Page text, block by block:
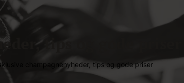
tips og gode priser
champagnenyheder, tips og gode priser